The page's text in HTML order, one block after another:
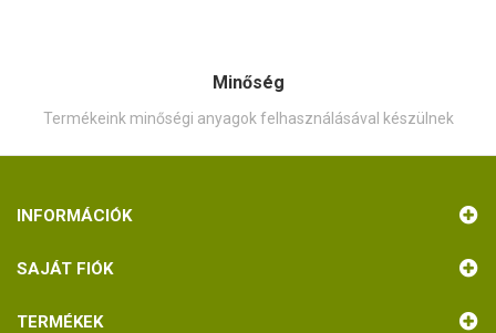
Minőség
Termékeink minőségi anyagok felhasználásával készülnek
INFORMÁCIÓK
SAJÁT FIÓK
TERMÉKEK